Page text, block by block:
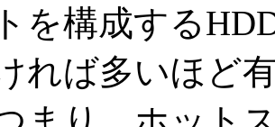
トを構成する
れば多いほど